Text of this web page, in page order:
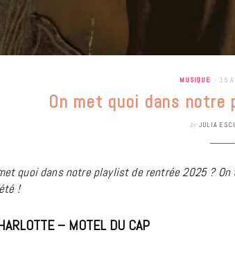
MUSIQUE 15
On met quoi dans
by JULIA
quoi dans notre playlist de rentrée 2025 ?
!
– MOTEL DU CAP